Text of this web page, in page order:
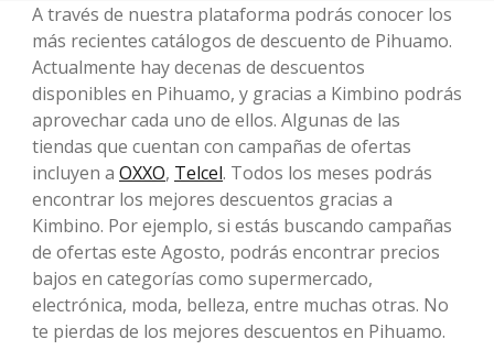
A través de nuestra plataforma podrás conocer los
más recientes catálogos de descuento de Pihuamo.
Actualmente hay decenas de descuentos
disponibles en Pihuamo, y gracias a Kimbino podrás
aprovechar cada uno de ellos. Algunas de las
tiendas que cuentan con campañas de ofertas
incluyen a OXXO, Telcel. Todos los meses podrás
encontrar los mejores descuentos gracias a
Kimbino. Por ejemplo, si estás buscando campañas
de ofertas este Agosto, podrás encontrar precios
bajos en categorías como supermercado,
electrónica, moda, belleza, entre muchas otras. No
te pierdas de los mejores descuentos en Pihuamo.